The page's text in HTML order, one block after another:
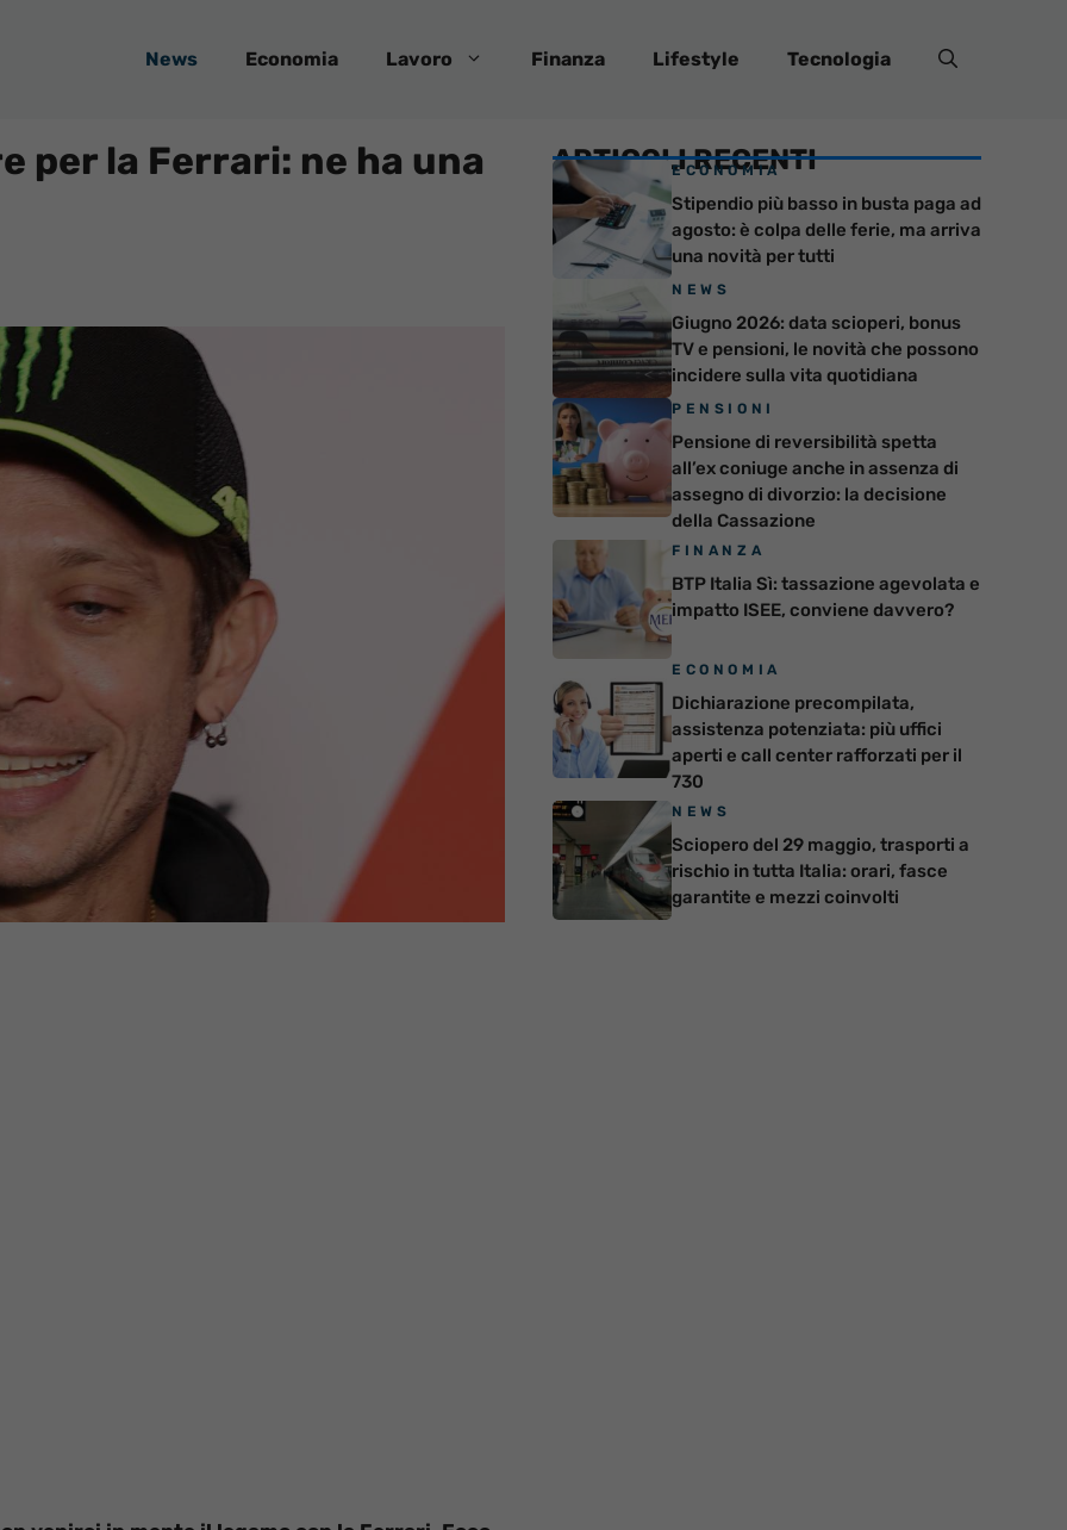
News Economia Lavoro Finanza Lifestyle Tecnologia
per la Ferrari: ne ha una
ARTICOLI RECENTI
ECONOMIA
Stipendio più basso in busta paga ad
agosto: è colpa delle ferie, ma arriva
una novità per tutti
NEWS
Giugno 2026: data scioperi, bonus
TV e pensioni, le novità che possono
incidere sulla vita quotidiana
PENSIONI
Pensione di reversibilità spetta
all’ex coniuge anche in assenza di
assegno di divorzio: la decisione
della Cassazione
FINANZA
BTP Italia Sì: tassazione agevolata e
impatto ISEE, conviene davvero?
ECONOMIA
Dichiarazione precompilata,
assistenza potenziata: più uffici
aperti e call center rafforzati per il
730
NEWS
Sciopero del 29 maggio, trasporti a
rischio in tutta Italia: orari, fasce
garantite e mezzi coinvolti